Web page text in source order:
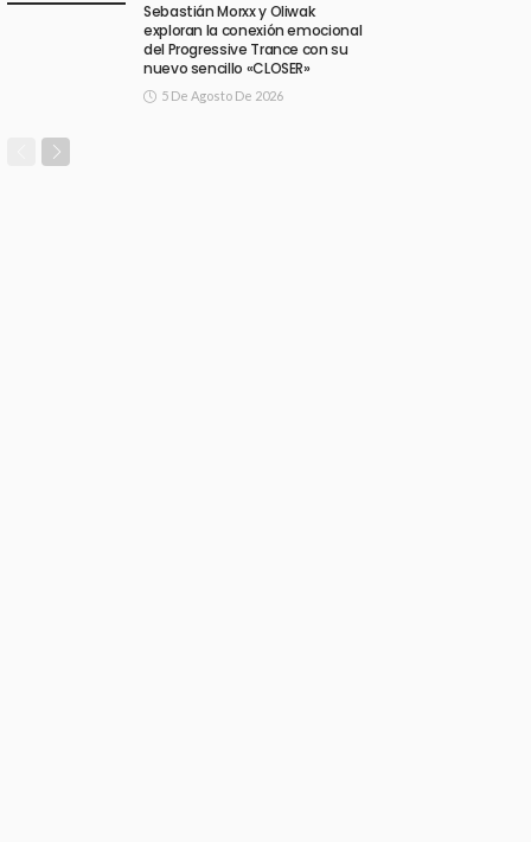
Sebastián Morxx y Oliwak
exploran la conexión emocional
del Progressive Trance con su
nuevo sencillo «CLOSER»
5 De Agosto De 2026